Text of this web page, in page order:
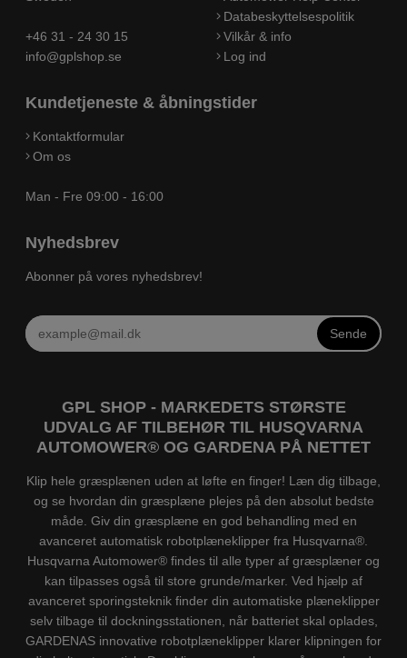
+46 31 - 24 30 15
info@gplshop.se
Databeskyttelsespolitik
Vilkår & info
Log ind
Kundetjeneste & åbningstider
Kontaktformular
Om os
Man - Fre 09:00 - 16:00
Nyhedsbrev
Abonner på vores nyhedsbrev!
Sende
GPL SHOP - MARKEDETS STØRSTE
UDVALG AF TILBEHØR TIL HUSQVARNA
AUTOMOWER® OG GARDENA PÅ NETTET
Klip hele græsplænen uden at løfte en finger! Læn dig tilbage,
og se hvordan din græsplæne plejes på den absolut bedste
måde. Giv din græsplæne en god behandling med en
avanceret automatisk robotplæneklipper fra Husqvarna®.
Husqvarna Automower® findes til alle typer af græsplæner og
kan tilpasses også til store grunde/marker. Ved hjælp af
avanceret sporingsteknik finder din automatiske plæneklipper
selv tilbage til dockningsstationen, når batteriet skal oplades,
GARDENAS innovative robotplæneklipper klarer klipningen for